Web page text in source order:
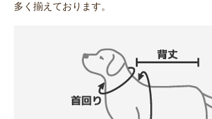
多く揃えております。